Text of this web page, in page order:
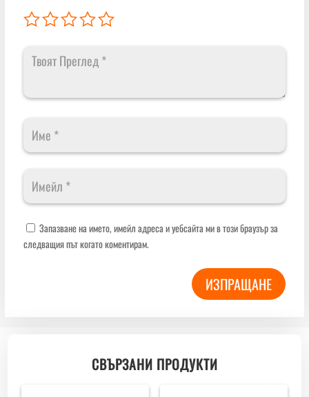
Запазване на името, имейл адреса и уебсайта ми в този браузър за
следващия път когато коментирам.
ИЗПРАЩАНЕ
СВЪРЗАНИ ПРОДУКТИ